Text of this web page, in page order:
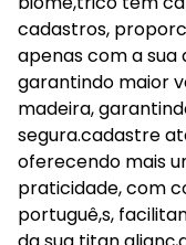
cadastros,
apenas com a sua
garantindo maior
madeira,
segura.cadastre
oferecendo mais
praticidade, com
portuguê,s,